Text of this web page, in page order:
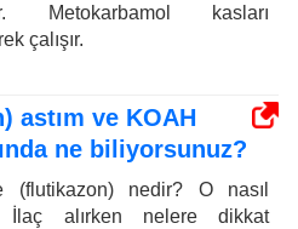
Metokarbamol kasları
çalışır.
astım ve KOAH
ne biliyorsunuz?
(flutikazon) nedir? O nasıl
İlaç alırken nelere dikkat